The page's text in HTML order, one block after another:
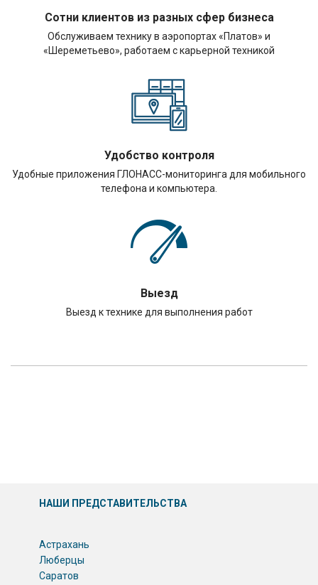
Сотни клиентов из разных сфер бизнеса
Обслуживаем технику в аэропортах «Платов» и
«Шереметьево», работаем с карьерной техникой
Удобство контроля
Удобные приложения ГЛОНАСС-мониторинга для мобильного
телефона и компьютера.
Выезд
Выезд к технике для выполнения работ
НАШИ ПРЕДСТАВИТЕЛЬСТВА
Астрахань
Люберцы
Саратов